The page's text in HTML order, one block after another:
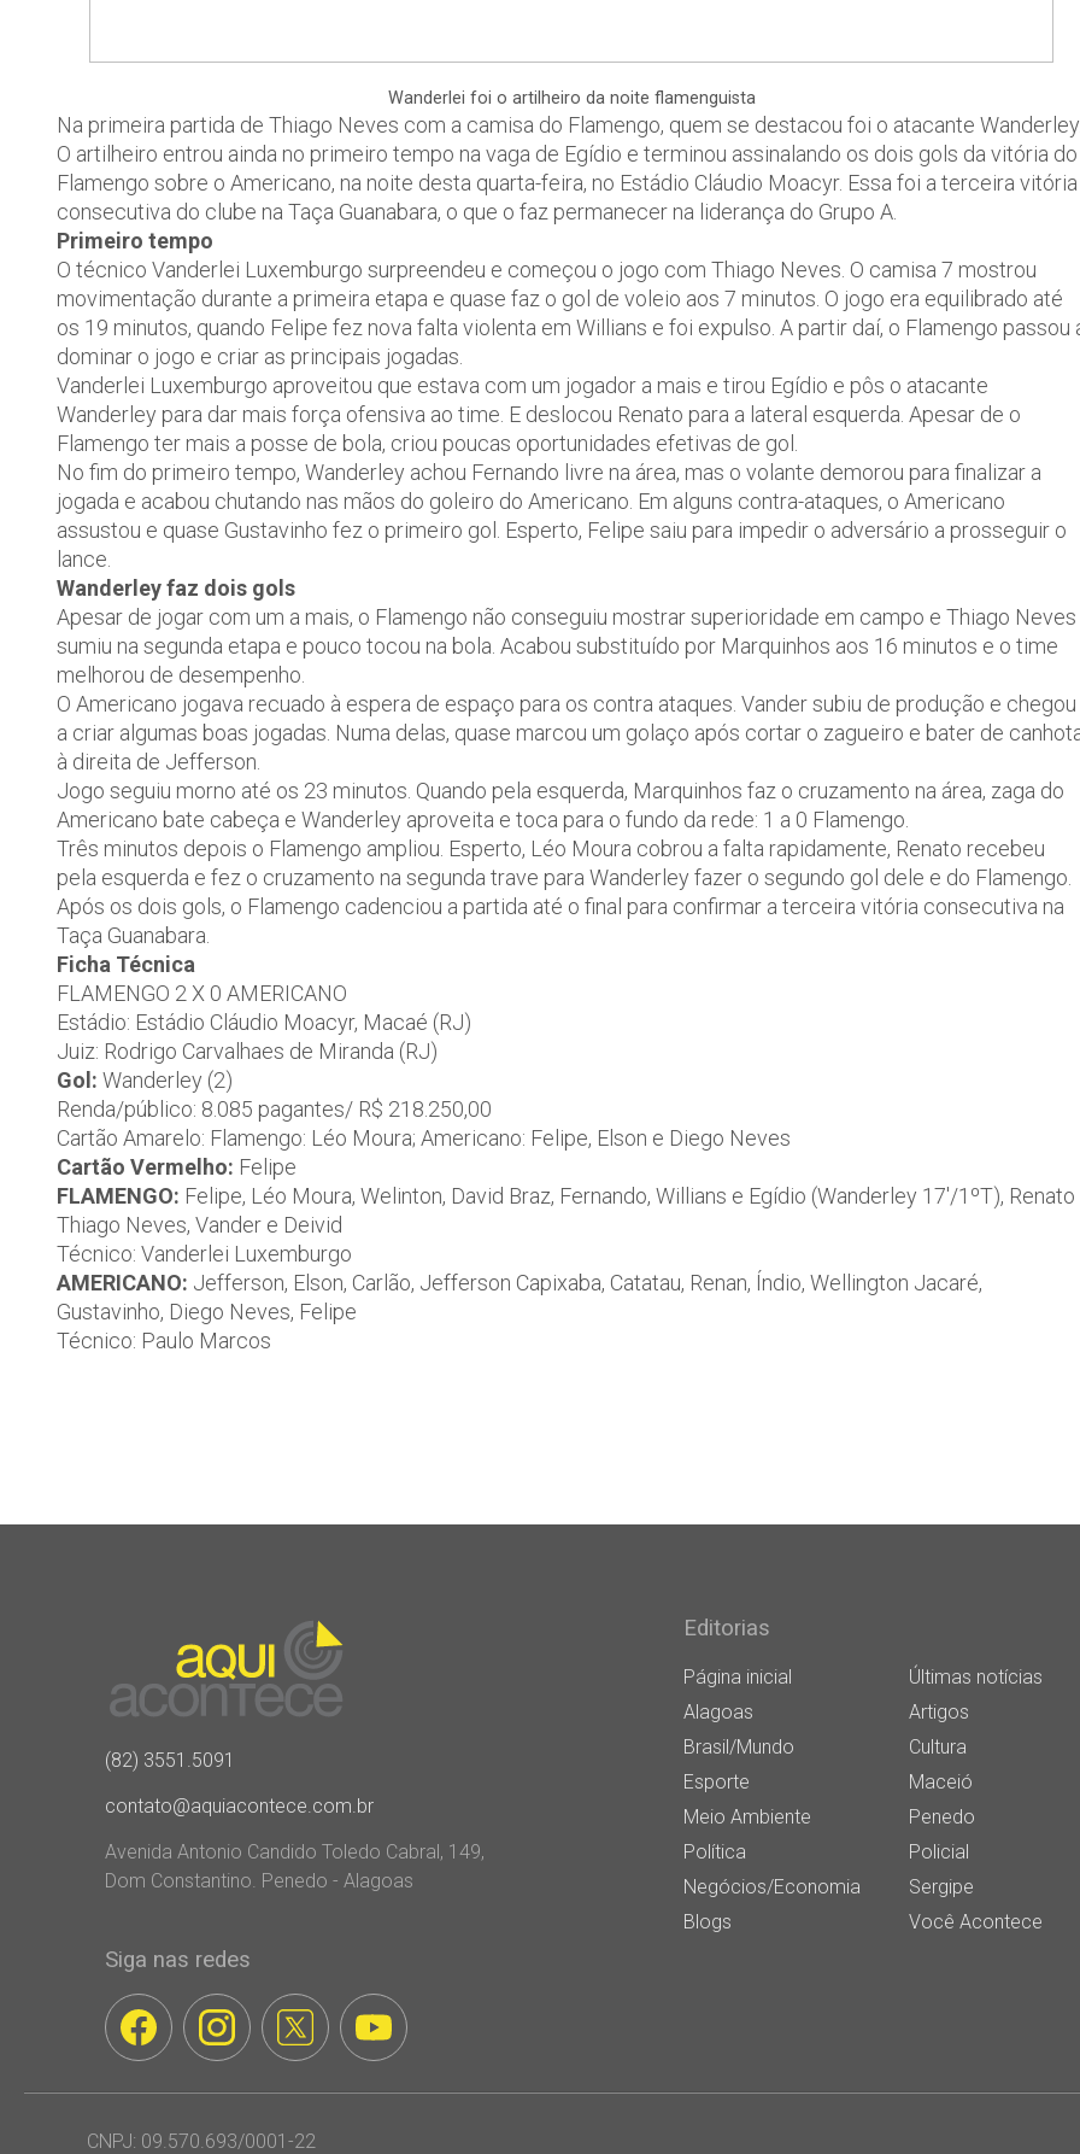
Wanderlei foi o artilheiro da noite flamenguista
Na primeira partida de Thiago Neves com a camisa do Flamengo, quem se destacou foi o atacante
O artilheiro entrou ainda no primeiro tempo na vaga de Egídio e terminou assinalando os dois gols da vitória do
Flamengo sobre o Americano, na noite desta quarta-feira, no Estádio Cláudio Moacyr. Essa foi a terceira vitória
consecutiva do clube na Taça Guanabara, o que o faz permanecer na liderança do Grupo A.
Primeiro tempo
O técnico Vanderlei Luxemburgo surpreendeu e começou o jogo com Thiago Neves. O camisa 7 mostrou
movimentação durante a primeira etapa e quase faz o gol de voleio aos 7 minutos. O jogo era equilibrado até
os 19 minutos, quando Felipe fez nova falta violenta em Willians e foi expulso. A partir daí, o Flamengo passou
dominar o jogo e criar as principais jogadas.
Vanderlei Luxemburgo aproveitou que estava com um jogador a mais e tirou Egídio e pôs o atacante
Wanderley para dar mais força ofensiva ao time. E deslocou Renato para a lateral esquerda. Apesar de o
Flamengo ter mais a posse de bola, criou poucas oportunidades efetivas de gol.
No fim do primeiro tempo, Wanderley achou Fernando livre na área, mas o volante demorou para finalizar a
jogada e acabou chutando nas mãos do goleiro do Americano. Em alguns contra-ataques, o Americano
assustou e quase Gustavinho fez o primeiro gol. Esperto, Felipe saiu para impedir o adversário a prosseguir o
lance.
Wanderley faz dois gols
Apesar de jogar com um a mais, o Flamengo não conseguiu mostrar superioridade em campo e Thiago Neves
sumiu na segunda etapa e pouco tocou na bola. Acabou substituído por Marquinhos aos 16 minutos e o time
melhorou de desempenho.
O Americano jogava recuado à espera de espaço para os contra ataques. Vander subiu de produção e chegou
a criar algumas boas jogadas. Numa delas, quase marcou um golaço após cortar o zagueiro e bater de
à direita de Jefferson.
Jogo seguiu morno até os 23 minutos. Quando pela esquerda, Marquinhos faz o cruzamento na área, zaga do
Americano bate cabeça e Wanderley aproveita e toca para o fundo da rede: 1 a 0 Flamengo.
Três minutos depois o Flamengo ampliou. Esperto, Léo Moura cobrou a falta rapidamente, Renato recebeu
pela esquerda e fez o cruzamento na segunda trave para Wanderley fazer o segundo gol dele e do Flamengo.
Após os dois gols, o Flamengo cadenciou a partida até o final para confirmar a terceira vitória consecutiva na
Taça Guanabara.
Ficha Técnica
FLAMENGO 2 X 0 AMERICANO
Estádio: Estádio Cláudio Moacyr, Macaé (RJ)
Juiz: Rodrigo Carvalhaes de Miranda (RJ)
Gol: Wanderley (2)
Renda/público: 8.085 pagantes/ R$ 218.250,00
Cartão Amarelo: Flamengo: Léo Moura; Americano: Felipe, Elson e Diego Neves
Cartão Vermelho: Felipe
FLAMENGO: Felipe, Léo Moura, Welinton, David Braz, Fernando, Willians e Egídio (Wanderley 17'/1ºT), Renato
Thiago Neves, Vander e Deivid
Técnico: Vanderlei Luxemburgo
AMERICANO: Jefferson, Elson, Carlão, Jefferson Capixaba, Catatau, Renan, Índio, Wellington Jacaré,
Gustavinho, Diego Neves, Felipe
Técnico: Paulo Marcos
(82) 3551.5091
contato@aquiacontece.com.br
Avenida Antonio Candido Toledo Cabral, 149,
Dom Constantino. Penedo - Alagoas
Siga nas redes
Editorias
Página inicial
Últimas notícias
Alagoas
Artigos
Brasil/Mundo
Cultura
Esporte
Maceió
Meio Ambiente
Penedo
Política
Policial
Negócios/Economia
Sergipe
Blogs
Você Acontece
CNPJ: 09.570.693/0001-22